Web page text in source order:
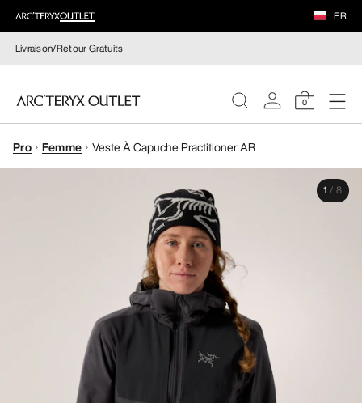
FR
Livraison/Retour Gratuits
0
FEMME
Pro Femme Veste À Capuche Practitioner AR
1 / 8